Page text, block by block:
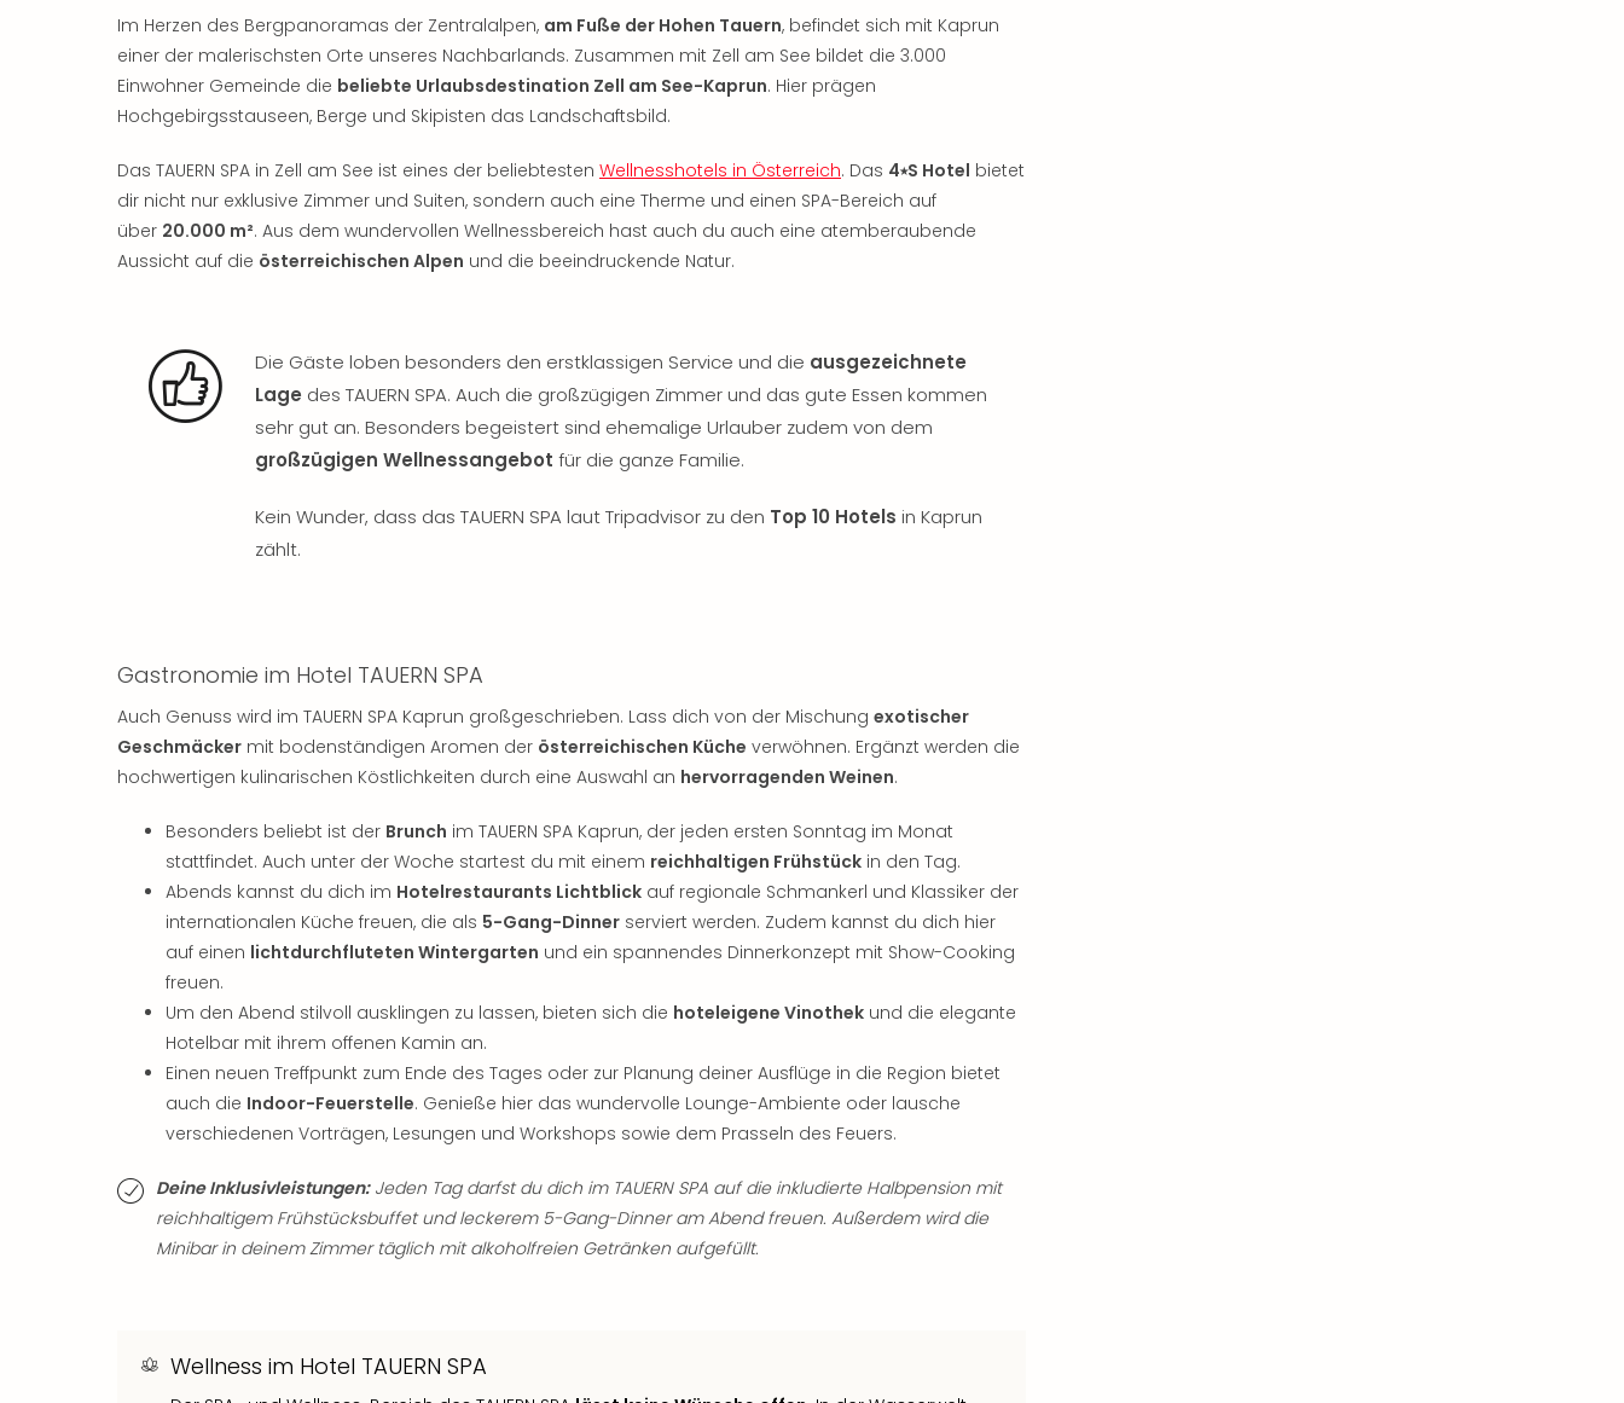
Im Herzen des Bergpanoramas der Zentralalpen, am Fuße der Hohen Tauern, befindet sich mit Kaprun
einer der malerischsten Orte unseres Nachbarlands. Zusammen mit Zell am See bildet die 3.000
Einwohner Gemeinde die beliebte Urlaubsdestination Zell am See-Kaprun. Hier prägen
Hochgebirgsstauseen, Berge und Skipisten das Landschaftsbild.
Das TAUERN SPA in Zell am See ist eines der beliebtesten Wellnesshotels in Österreich. Das 4⭑S Hotel bietet
dir nicht nur exklusive Zimmer und Suiten, sondern auch eine Therme und einen SPA-Bereich auf
über 20.000 m². Aus dem wundervollen Wellnessbereich hast auch du auch eine atemberaubende
Aussicht auf die österreichischen Alpen und die beeindruckende Natur.
Die Gäste loben besonders den erstklassigen Service und die ausgezeichnete
Lage des TAUERN SPA. Auch die großzügigen Zimmer und das gute Essen kommen
sehr gut an. Besonders begeistert sind ehemalige Urlauber zudem von dem
großzügigen Wellnessangebot für die ganze Familie.
Kein Wunder, dass das TAUERN SPA laut Tripadvisor zu den Top 10 Hotels in Kaprun
zählt.
Gastronomie im Hotel TAUERN SPA
Auch Genuss wird im TAUERN SPA Kaprun großgeschrieben. Lass dich von der Mischung exotischer
Geschmäcker mit bodenständigen Aromen der österreichischen Küche verwöhnen. Ergänzt werden die
hochwertigen kulinarischen Köstlichkeiten durch eine Auswahl an hervorragenden Weinen.
Besonders beliebt ist der Brunch im TAUERN SPA Kaprun, der jeden ersten Sonntag im Monat
stattfindet. Auch unter der Woche startest du mit einem reichhaltigen Frühstück in den Tag.
Abends kannst du dich im Hotelrestaurants Lichtblick auf regionale Schmankerl und Klassiker der
internationalen Küche freuen, die als 5-Gang-Dinner serviert werden. Zudem kannst du dich hier
auf einen lichtdurchfluteten Wintergarten und ein spannendes Dinnerkonzept mit Show-Cooking
freuen.
Um den Abend stilvoll ausklingen zu lassen, bieten sich die hoteleigene Vinothek und die elegante
Hotelbar mit ihrem offenen Kamin an.
Einen neuen Treffpunkt zum Ende des Tages oder zur Planung deiner Ausflüge in die Region bietet
auch die Indoor-Feuerstelle. Genieße hier das wundervolle Lounge-Ambiente oder lausche
verschiedenen Vorträgen, Lesungen und Workshops sowie dem Prasseln des Feuers.
Deine Inklusivleistungen:Jeden Tag darfst du dich im TAUERN SPA auf die inkludierte Halbpension mit
reichhaltigem Frühstücksbuffet und leckerem 5-Gang-Dinner am Abend freuen. Außerdem wird die
Minibar in deinem Zimmer täglich mit alkoholfreien Getränken aufgefüllt.
Wellness im Hotel TAUERN SPA